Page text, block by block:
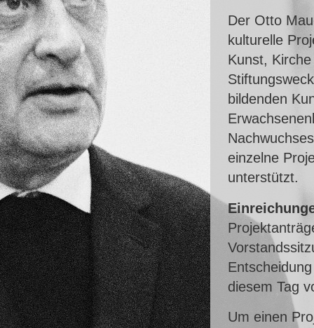
Der Otto
kulturelle
Kunst,
bildenden
einzelne
unterstützt.
diesem Tag
Um einen